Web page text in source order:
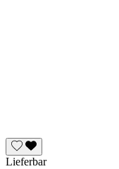
Lieferbar